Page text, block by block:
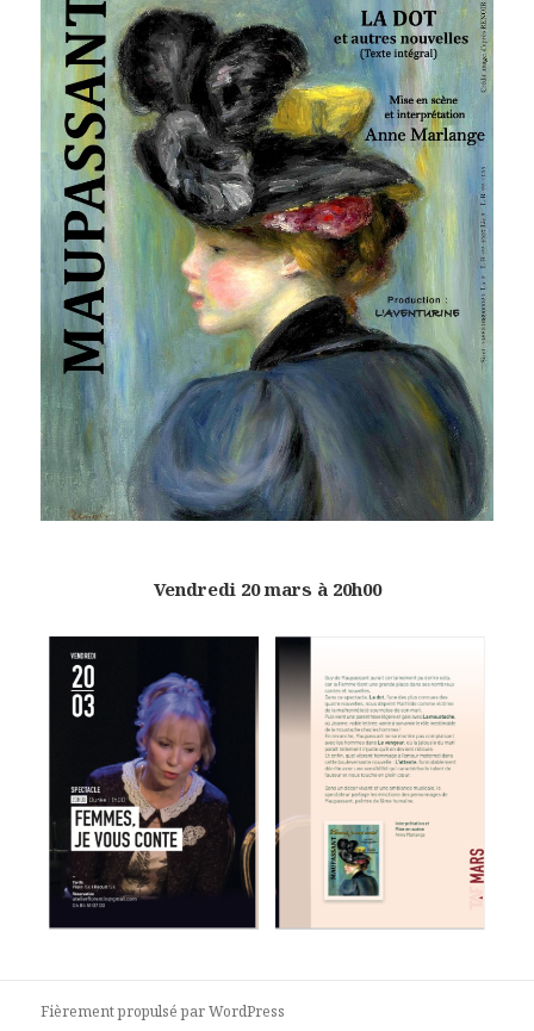
Vendredi 20 mars à 20h00
Fièrement propulsé par WordPress